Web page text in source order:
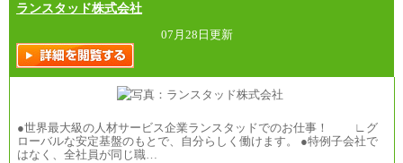
ランスタッド株式会社
07月28日更新
●世界最大級の人材サービス企業ランスタッドでのお仕事！ ∟グ
ローバルな安定基盤のもとで、自分らしく働けます。 ●特例子会社で
はなく、全社員が同じ職…